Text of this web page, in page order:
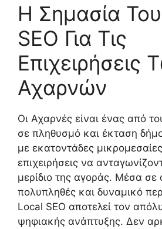
Η Σημασία
SEO Για Τις
Επιχειρήσεις
Αχαρνών
Οι Αχαρνές είναι ένας από
σε πληθυσμό και έκταση
με εκατοντάδες
επιχειρήσεις να
μερίδιο της αγοράς. Μέσα σε
πολυπληθές και δυναμικό
Local SEO αποτελεί τον
ψηφιακής ανάπτυξης. Δεν